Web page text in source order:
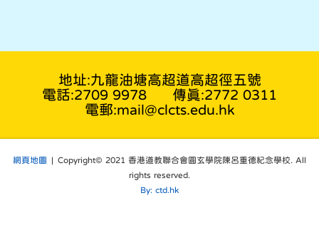
地址:九龍油塘高超道高超徑五號
電話:2709 9978
傳真:2772 0311
電郵:mail@clcts.edu.hk
網頁地圖 | Copyright© 2021 香港道教聯合會圓玄學院陳呂重德紀念學校. All
rights reserved.
By: ctd.hk